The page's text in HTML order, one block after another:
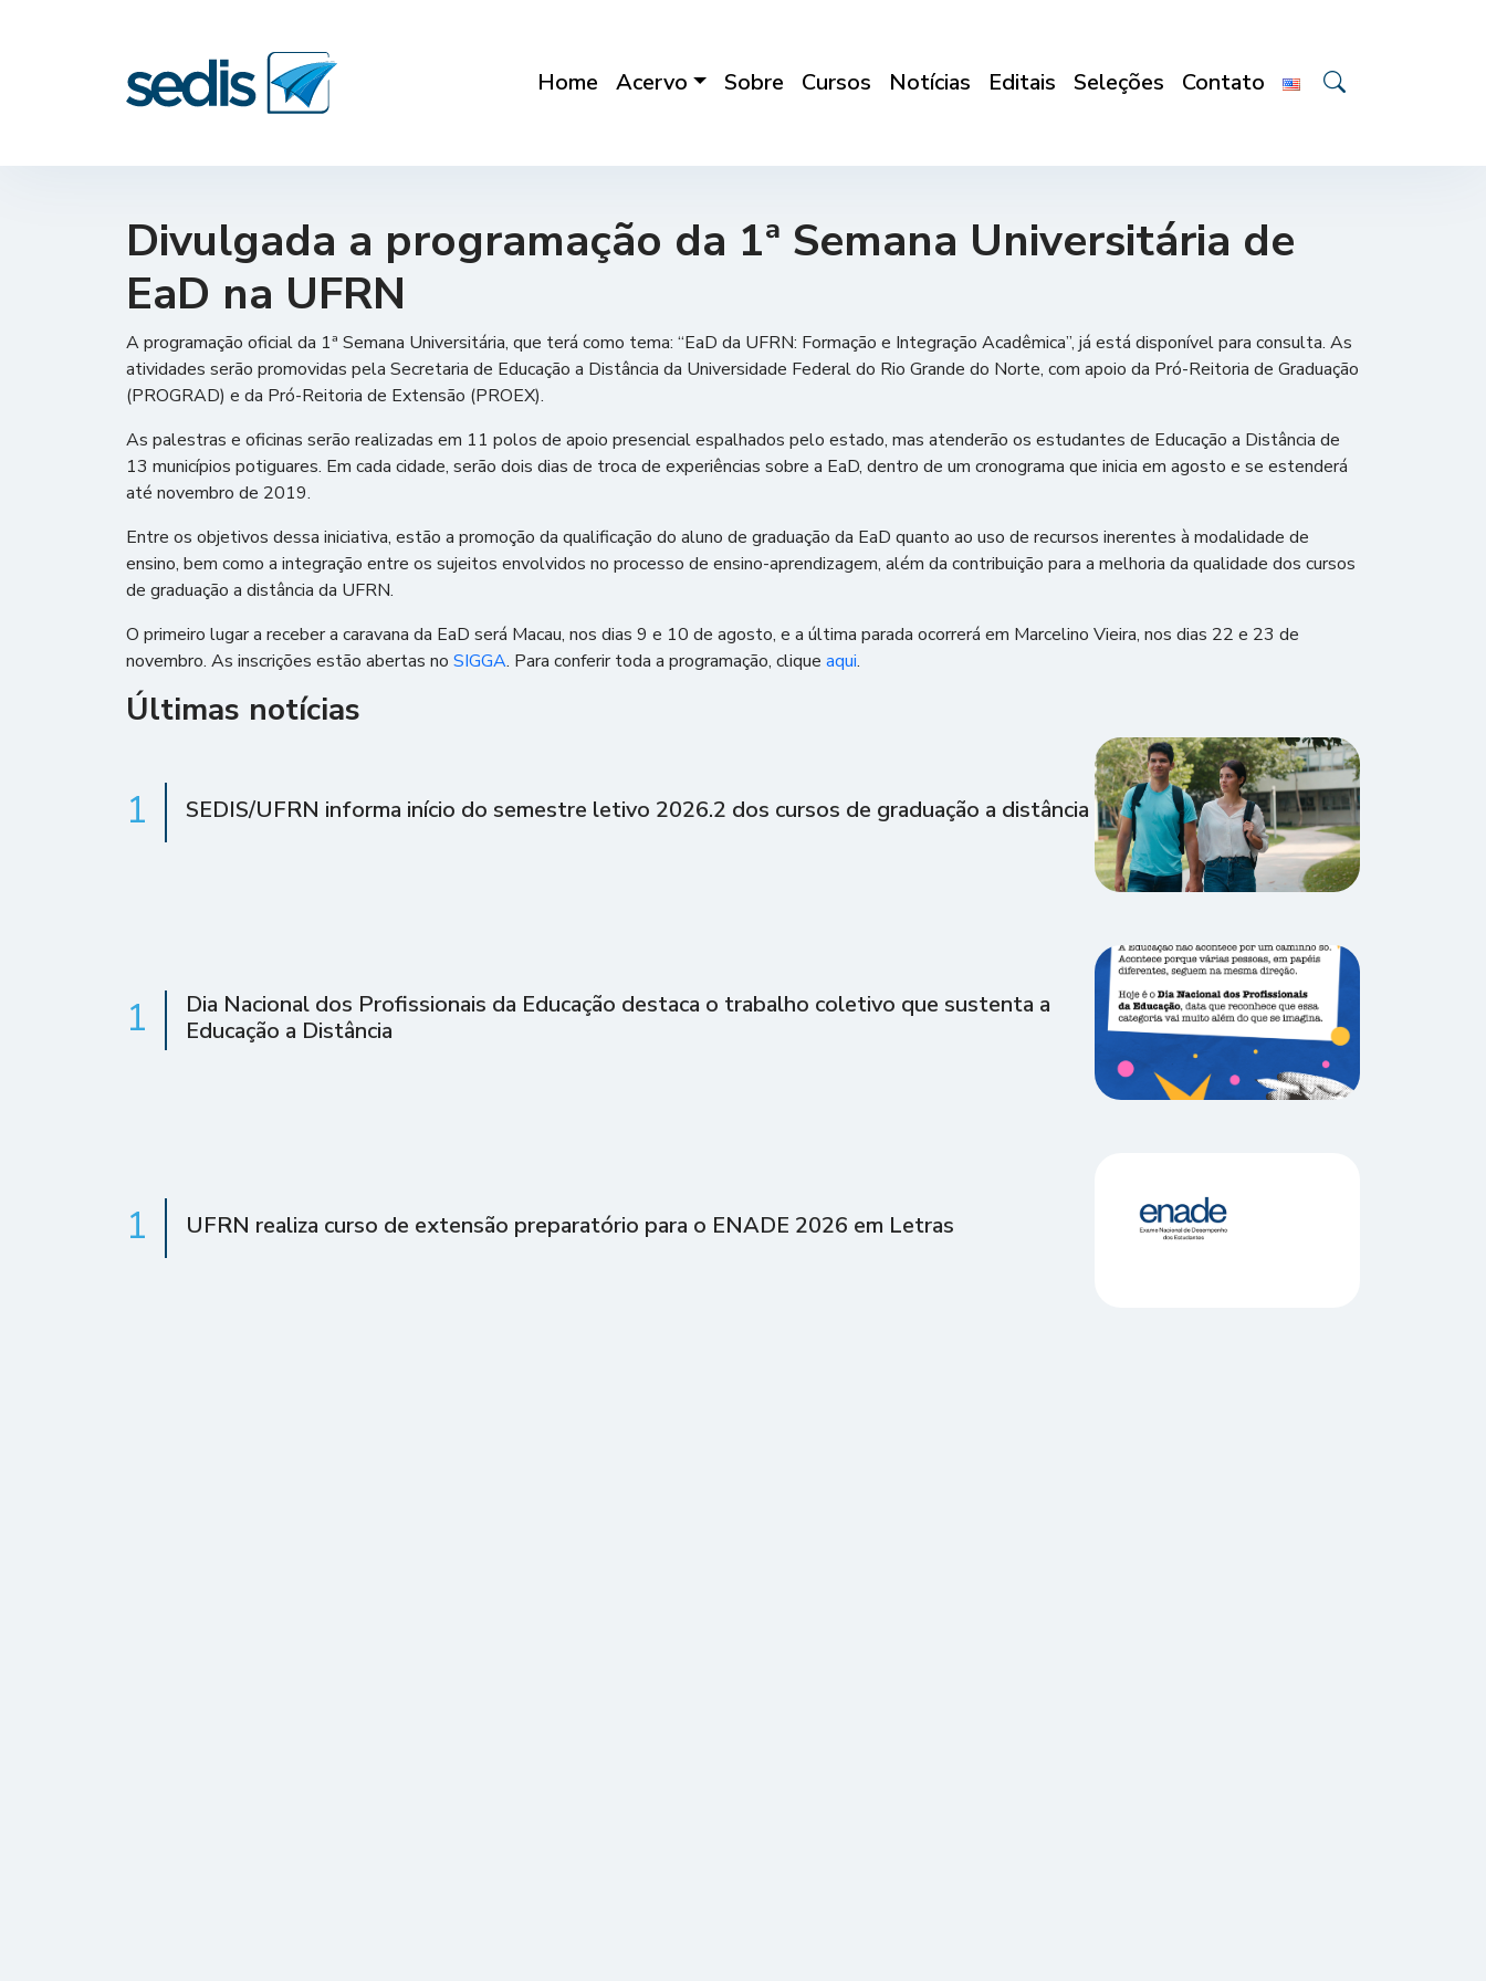
Home Acervo Sobre Cursos Notícias Editais Seleções Contato
Divulgada a programação da 1ª Semana Universitária de
EaD na UFRN
A programação oficial da 1ª Semana Universitária, que terá como tema: “EaD da UFRN: Formação e Integração Acadêmica”, já está disponível para consulta. As
atividades serão promovidas pela Secretaria de Educação a Distância da Universidade Federal do Rio Grande do Norte, com apoio da Pró-Reitoria de Graduação
(PROGRAD) e da Pró-Reitoria de Extensão (PROEX).
As palestras e oficinas serão realizadas em 11 polos de apoio presencial espalhados pelo estado, mas atenderão os estudantes de Educação a Distância de
13 municípios potiguares. Em cada cidade, serão dois dias de troca de experiências sobre a EaD, dentro de um cronograma que inicia em agosto e se estenderá
até novembro de 2019.
Entre os objetivos dessa iniciativa, estão a promoção da qualificação do aluno de graduação da EaD quanto ao uso de recursos inerentes à modalidade de
ensino, bem como a integração entre os sujeitos envolvidos no processo de ensino-aprendizagem, além da contribuição para a melhoria da qualidade dos cursos
de graduação a distância da UFRN.
O primeiro lugar a receber a caravana da EaD será Macau, nos dias 9 e 10 de agosto, e a última parada ocorrerá em Marcelino Vieira, nos dias 22 e 23 de
novembro. As inscrições estão abertas no SIGGA. Para conferir toda a programação, clique aqui.
Últimas notícias
1 SEDIS/UFRN informa início do semestre letivo 2026.2 dos cursos de graduação a distância
1
Dia Nacional dos Profissionais da Educação destaca o trabalho coletivo que sustenta a
Educação a Distância
1 UFRN realiza curso de extensão preparatório para o ENADE 2026 em Letras